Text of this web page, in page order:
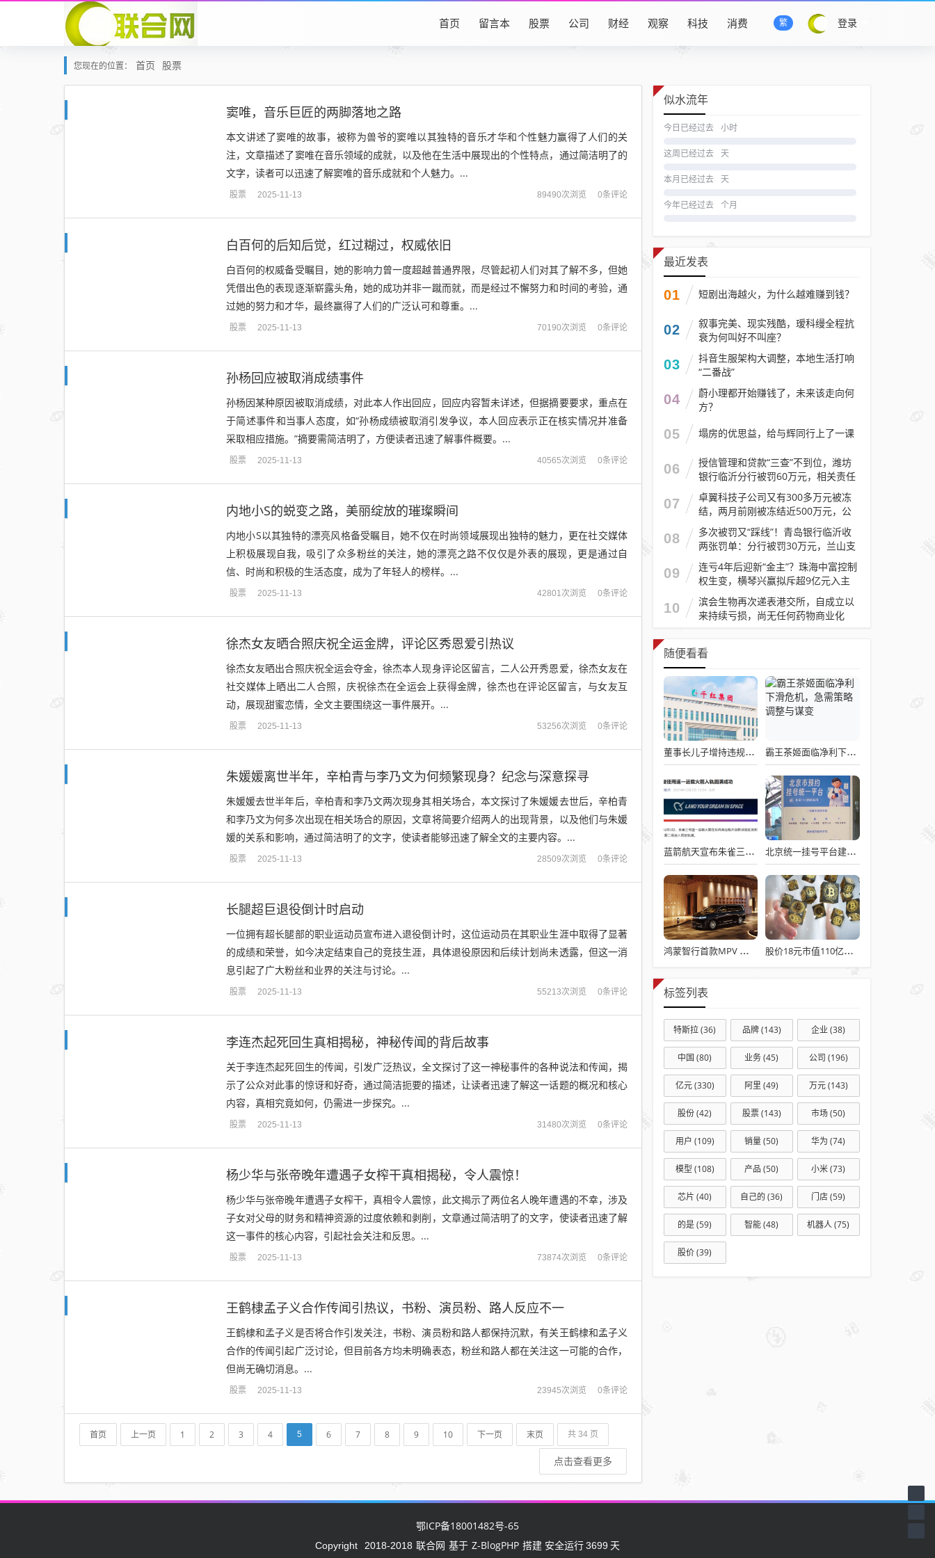
登录
繁
首页 留言本 股票 公司 财经 观察 科技 消费
您现在的位置： 首页 股票
窦唯，音乐巨匠的两脚落地之路
本文讲述了窦唯的故事，被称为兽爷的窦唯以其独特的音乐才华和个性魅力赢得了人们的关
注，文章描述了窦唯在音乐领域的成就，以及他在生活中展现出的个性特点，通过简洁明了的
文字，读者可以迅速了解窦唯的音乐成就和个人魅力。...
股票 2025-11-13 89490次浏览 0条评论
白百何的后知后觉，红过糊过，权威依旧
白百何的权威备受瞩目，她的影响力曾一度超越普通界限，尽管起初人们对其了解不多，但她
凭借出色的表现逐渐崭露头角，她的成功并非一蹴而就，而是经过不懈努力和时间的考验，通
过她的努力和才华，最终赢得了人们的广泛认可和尊重。...
股票 2025-11-13 70190次浏览 0条评论
孙杨回应被取消成绩事件
孙杨因某种原因被取消成绩，对此本人作出回应，回应内容暂未详述，但据摘要要求，重点在
于简述事件和当事人态度，如“孙杨成绩被取消引发争议，本人回应表示正在核实情况并准备
采取相应措施。”摘要需简洁明了，方便读者迅速了解事件概要。...
股票 2025-11-13 40565次浏览 0条评论
内地小S的蜕变之路，美丽绽放的璀璨瞬间
内地小S以其独特的漂亮风格备受瞩目，她不仅在时尚领域展现出独特的魅力，更在社交媒体
上积极展现自我，吸引了众多粉丝的关注，她的漂亮之路不仅仅是外表的展现，更是通过自
信、时尚和积极的生活态度，成为了年轻人的榜样。...
股票 2025-11-13 42801次浏览 0条评论
徐杰女友晒合照庆祝全运金牌，评论区秀恩爱引热议
徐杰女友晒出合照庆祝全运会夺金，徐杰本人现身评论区留言，二人公开秀恩爱，徐杰女友在
社交媒体上晒出二人合照，庆祝徐杰在全运会上获得金牌，徐杰也在评论区留言，与女友互
动，展现甜蜜恋情，全文主要围绕这一事件展开。...
股票 2025-11-13 53256次浏览 0条评论
朱媛媛离世半年，辛柏青与李乃文为何频繁现身？纪念与深意探寻
朱媛媛去世半年后，辛柏青和李乃文两次现身其相关场合，本文探讨了朱媛媛去世后，辛柏青
和李乃文为何多次出现在相关场合的原因，文章将简要介绍两人的出现背景，以及他们与朱媛
媛的关系和影响，通过简洁明了的文字，使读者能够迅速了解全文的主要内容。...
股票 2025-11-13 28509次浏览 0条评论
长腿超巨退役倒计时启动
一位拥有超长腿部的职业运动员宣布进入退役倒计时，这位运动员在其职业生涯中取得了显著
的成绩和荣誉，如今决定结束自己的竞技生涯，具体退役原因和后续计划尚未透露，但这一消
息引起了广大粉丝和业界的关注与讨论。...
股票 2025-11-13 55213次浏览 0条评论
李连杰起死回生真相揭秘，神秘传闻的背后故事
关于李连杰起死回生的传闻，引发广泛热议，全文探讨了这一神秘事件的各种说法和传闻，揭
示了公众对此事的惊讶和好奇，通过简洁扼要的描述，让读者迅速了解这一话题的概况和核心
内容，真相究竟如何，仍需进一步探究。...
股票 2025-11-13 31480次浏览 0条评论
杨少华与张帝晚年遭遇子女榨干真相揭秘，令人震惊！
杨少华与张帝晚年遭遇子女榨干，真相令人震惊，此文揭示了两位名人晚年遭遇的不幸，涉及
子女对父母的财务和精神资源的过度依赖和剥削，文章通过简洁明了的文字，使读者迅速了解
这一事件的核心内容，引起社会关注和反思。...
股票 2025-11-13 73874次浏览 0条评论
王鹤棣孟子义合作传闻引热议，书粉、演员粉、路人反应不一
王鹤棣和孟子义是否将合作引发关注，书粉、演员粉和路人都保持沉默，有关王鹤棣和孟子义
合作的传闻引起广泛讨论，但目前各方均未明确表态，粉丝和路人都在关注这一可能的合作，
但尚无确切消息。...
股票 2025-11-13 23945次浏览 0条评论
首页 上一页 1 2 3 4 5 6 7 8 9 10 下一页 末页 共 34 页
点击查看更多
似水流年
今日已经过去 小时
这周已经过去 天
本月已经过去 天
今年已经过去 个月
最近发表
01 短剧出海越火，为什么越难赚到钱？
02
叙事完美、现实残酷，瑷科缦全程抗
衰为何叫好不叫座？
03
抖音生服架构大调整，本地生活打响
“二番战”
04
蔚小理都开始赚钱了，未来该走向何
方？
05 塌房的优思益，给与辉同行上了一课
06
授信管理和贷款“三查”不到位，潍坊
银行临沂分行被罚60万元，相关责任
人被警告
07
卓翼科技子公司又有300多万元被冻
结，两月前刚被冻结近500万元，公
司去年预计亏损至少2.1亿元
08
多次被罚又“踩线”！青岛银行临沂收
两张罚单：分行被罚30万元，兰山支
行被罚30万元
09
连亏4年后迎新“金主”？珠海中富控制
权生变，横琴兴赢拟斥超9亿元入主
10
滨会生物再次递表港交所，自成立以
来持续亏损，尚无任何药物商业化
随便看看
董事长儿子增持违规被罚！千红制药市值128亿，半年净赚2.58亿却踩雷信托5年 霸王茶姬面临净利下滑危机，急需策略调整与谋变
蓝箭航天宣布朱雀三号成功入轨，技术突破五大项，深入排查回收失败原因 北京统一挂号平台建成！覆盖近300家二三甲医院号源
鸿蒙智行首款MPV 智界V9电池信息曝光：WLTC最远续航223km 股价18元市值110亿，城地香江却被查出连续7季财报失真
标签列表
特斯拉(36) 品牌(143) 企业(38)
中国 (80) 业务(45) 公司 (196)
亿元(330) 阿里 (49) 万元(143)
股份(42) 股票(143) 市场(50)
用户 (109) 销量(50) 华为 (74)
模型 (108) 产品 (50) 小米(73)
芯片 (40) 自己的 (36) 门店(59)
的是(59) 智能(48) 机器人(75)
股价(39)
鄂ICP备18001482号-65
Copyright 2018-2018 联合网 基于 Z-BlogPHP 搭建 安全运行3699 天